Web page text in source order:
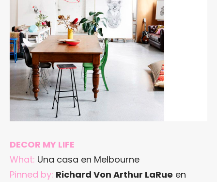
DECOR MY LIFE
What: Una casa en Melbourne
Pinned by: Richard Von Arthur LaRue en